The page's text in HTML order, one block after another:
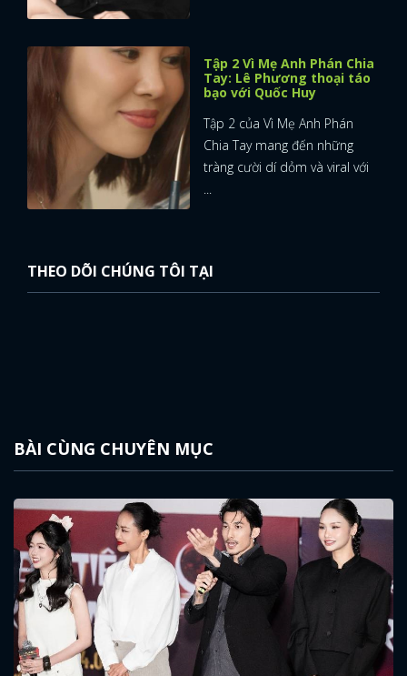
Tập 2 Vì Mẹ Anh Phán Chia
Tay: Lê Phương thoại táo
bạo với Quốc Huy
Tập 2 của Vì Mẹ Anh Phán
Chia Tay mang đến những
tràng cười dí dỏm và viral với
...
THEO DÕI CHÚNG TÔI TẠI
BÀI CÙNG CHUYÊN MỤC